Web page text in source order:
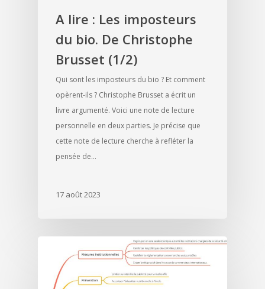
A lire : Les imposteurs
du bio. De Christophe
Brusset (1/2)
Qui sont les imposteurs du bio ? Et comment
opèrent-ils ? Christophe Brusset a écrit un
livre argumenté. Voici une note de lecture
personnelle en deux parties. Je précise que
cette note de lecture cherche à refléter la
pensée de…
17 août 2023